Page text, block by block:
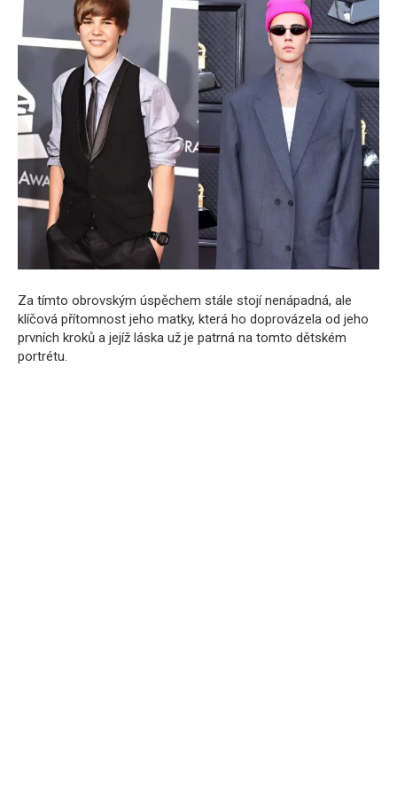
Za tímto obrovským úspěchem stále stojí nenápadná, ale
klíčová přítomnost jeho matky, která ho doprovázela od jeho
prvních kroků a jejíž láska už je patrná na tomto dětském
portrétu.